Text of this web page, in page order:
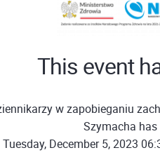
This event
w zapobieganiu
Szymacha has
Tuesday, December 5, 2023